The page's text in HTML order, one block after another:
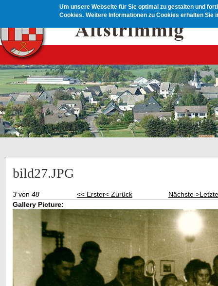
Um unsere Webseite für Sie optimal zu gestalten und
Cookies. Weitere Informationen zu Cookies erhalten Sie
bild27.JPG
3 von 48 << Erster< Zurück Nächste >
Gallery Picture: